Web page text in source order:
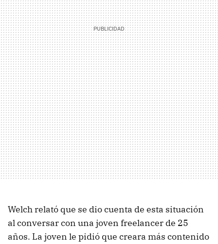
Welch relató que se dio cuenta de esta situación
al conversar con una joven freelancer de 25
años. La joven le pidió que creara más contenido